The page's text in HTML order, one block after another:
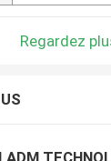
Regardez